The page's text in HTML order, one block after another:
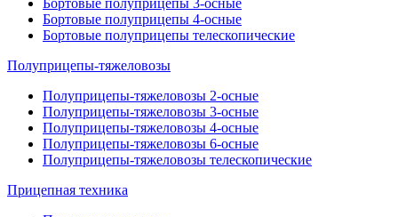
Бортовые полуприцепы 3-осные
Бортовые полуприцепы 4-осные
Бортовые полуприцепы телескопические
Полуприцепы-тяжеловозы
Полуприцепы-тяжеловозы 2-осные
Полуприцепы-тяжеловозы 3-осные
Полуприцепы-тяжеловозы 4-осные
Полуприцепы-тяжеловозы 6-осные
Полуприцепы-тяжеловозы телескопические
Прицепная техника